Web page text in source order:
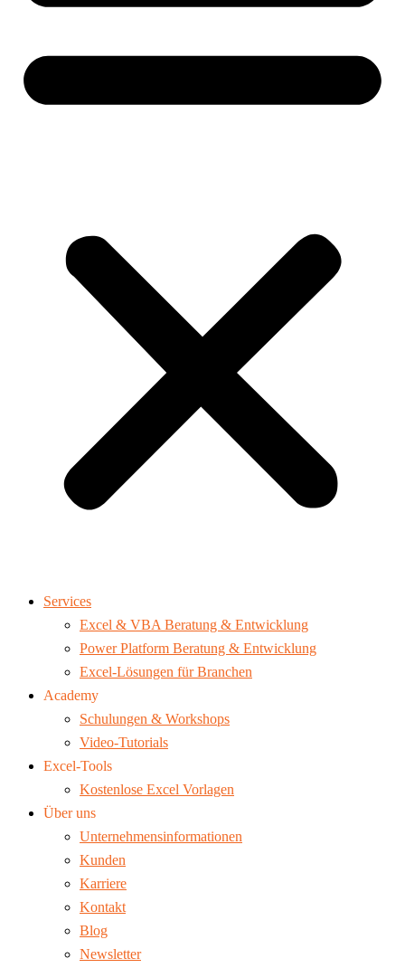
Services
Excel & VBA Beratung & Entwicklung
Power Platform Beratung & Entwicklung
Excel-Lösungen für Branchen
Academy
Schulungen & Workshops
Video-Tutorials
Excel-Tools
Kostenlose Excel Vorlagen
Über uns
Unternehmensinformationen
Kunden
Karriere
Kontakt
Blog
Newsletter